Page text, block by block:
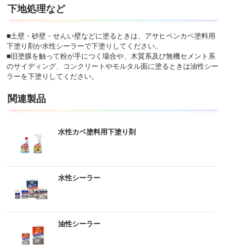
下地処理など
■土壁・砂壁・せんい壁などに塗るときは、アサヒペンカベ塗料用
下塗り剤か水性シーラーで下塗りしてください。
■旧塗膜を触って粉が手につく場合や、木質系及び無機セメント系
のサイディング、コンクリートやモルタル面に塗るときは油性シー
ラーを下塗りしてください。
関連製品
水性カベ塗料用下塗り剤
水性シーラー
油性シーラー